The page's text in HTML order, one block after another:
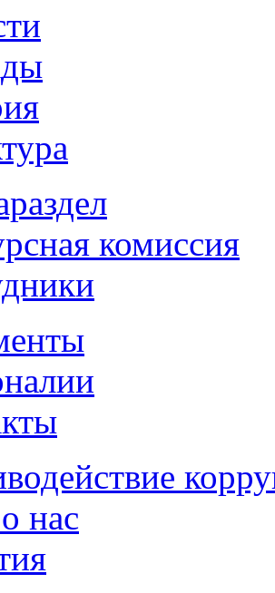
комиссия
нас